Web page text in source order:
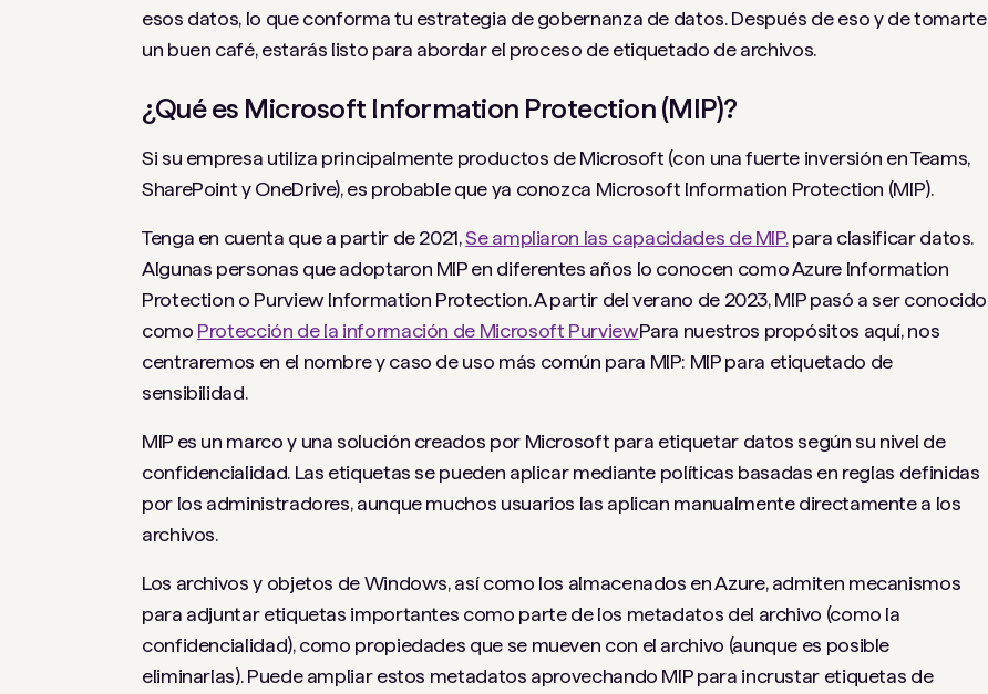
esos datos, lo que conforma tu estrategia de gobernanza de datos. Después de eso y de tomarte
un buen café, estarás listo para abordar el proceso de etiquetado de archivos.
¿Qué es Microsoft Information Protection (MIP)?
Si su empresa utiliza principalmente productos de Microsoft (con una fuerte inversión en Teams,
SharePoint y OneDrive), es probable que ya conozca Microsoft Information Protection (MIP).
Tenga en cuenta que a partir de 2021,Se ampliaron las capacidades de MIP.para clasificar datos.
Algunas personas que adoptaron MIP en diferentes años lo conocen como Azure Information
Protection o Purview Information Protection. A partir del verano de 2023, MIP pasó a ser conocido
como Protección de la información de Microsoft PurviewPara nuestros propósitos aquí, nos
centraremos en el nombre y caso de uso más común para MIP: MIP para etiquetado de
sensibilidad.
MIP es un marco y una solución creados por Microsoft para etiquetar datos según su nivel de
confidencialidad. Las etiquetas se pueden aplicar mediante políticas basadas en reglas definidas
por los administradores, aunque muchos usuarios las aplican manualmente directamente a los
archivos.
Los archivos y objetos de Windows, así como los almacenados en Azure, admiten mecanismos
para adjuntar etiquetas importantes como parte de los metadatos del archivo (como la
confidencialidad), como propiedades que se mueven con el archivo (aunque es posible
eliminarlas). Puede ampliar estos metadatos aprovechando MIP para incrustar etiquetas de